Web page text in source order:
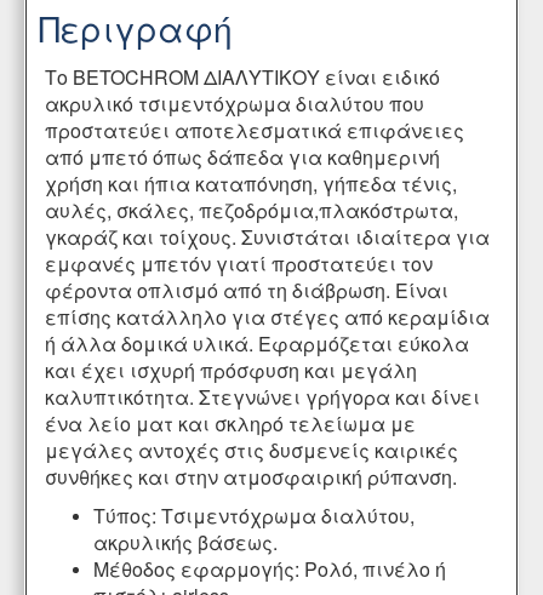
Περιγραφή
Το BETOCHROM ΔΙΑΛΥΤΙΚΟΥ είναι ειδικό
ακρυλικό τσιμεντόχρωμα διαλύτου που
προστατεύει αποτελεσματικά επιφάνειες
από μπετό όπως δάπεδα για καθημερινή
χρήση και ήπια καταπόνηση, γήπεδα τένις,
αυλές, σκάλες, πεζοδρόμια,πλακόστρωτα,
γκαράζ και τοίχους. Συνιστάται ιδιαίτερα για
εμφανές μπετόν γιατί προστατεύει τον
φέροντα οπλισμό από τη διάβρωση. Είναι
επίσης κατάλληλο για στέγες από κεραμίδια
ή άλλα δομικά υλικά. Εφαρμόζεται εύκολα
και έχει ισχυρή πρόσφυση και μεγάλη
καλυπτικότητα. Στεγνώνει γρήγορα και δίνει
ένα λείο ματ και σκληρό τελείωμα με
μεγάλες αντοχές στις δυσμενείς καιρικές
συνθήκες και στην ατμοσφαιρική ρύπανση.
Τύπος: Τσιμεντόχρωμα διαλύτου,
ακρυλικής βάσεως.
Μέθοδος εφαρμογής: Ρολό, πινέλο ή